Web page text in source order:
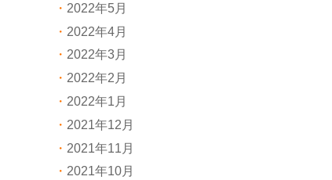
2022年5月
2022年4月
2022年3月
2022年2月
2022年1月
2021年12月
2021年11月
2021年10月